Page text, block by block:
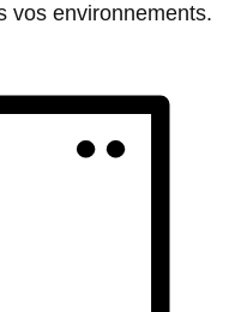
vos environnements.